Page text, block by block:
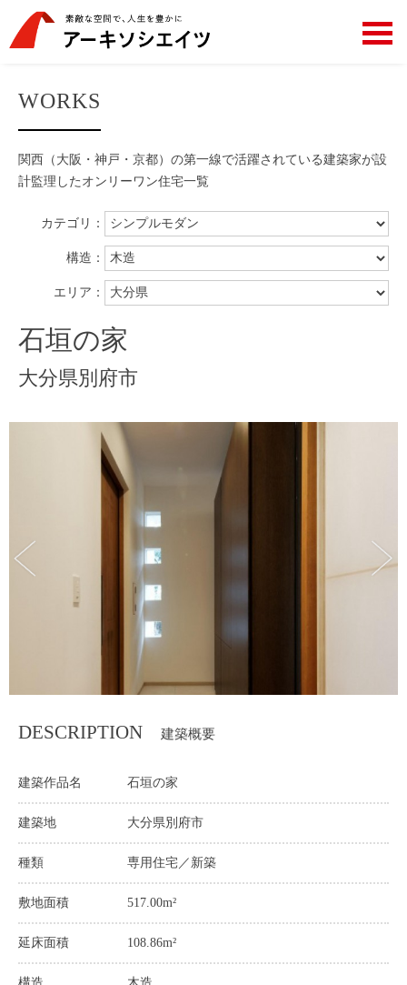
WORKS
関西（大阪・神戸・京都）の第一線で活躍されている建築家が設
計監理した オンリーワン住宅一覧
カテゴリ：
構造：
エリア：
石垣の家
大分県別府市
DESCRIPTION 建築概要
建築作品名 石垣の家
建築地 大分県別府市
種類 専用住宅／新築
敷地面積 517.00m²
延床面積 108.86m²